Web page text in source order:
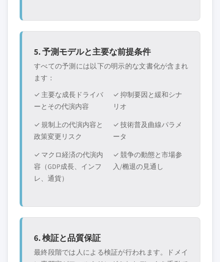
5. 予測モデルと主要な前提条件
すべての予測には以下の明示的な文書化が含まれ
ます：
✓ 主要な成長ドライバ
ーとその代演内容
✓ 抑制要因と緩和シナ
リオ
✓ 規制上の代演内容と
政策変更リスク
✓ 技術普及曲線パラメ
ータ
✓ マクロ経済の代演内
容（GDP成長、インフ
レ、通貨）
✓ 競争の動態と市場参
入/椭退の見通し
6. 検証と品質保証
最終段階では人による検証が行われます。ドメイ